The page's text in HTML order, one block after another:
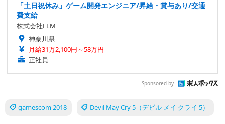
「土日祝休み」ゲーム開発エンジニア/昇給・賞与あり/交通
費支給
株式会社ELM
神奈川県
月給31万2,100円～58万円
正社員
Sponsored by
gamescom 2018 Devil May Cry 5（デビル メイ クライ 5）